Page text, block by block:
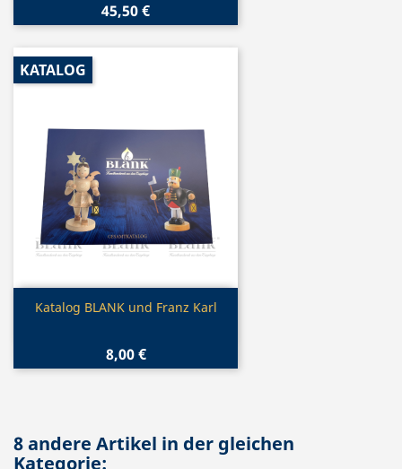
45,50 €
Vorschau
Katalog BLANK und Franz Karl
8,00 €
KATALOG
8 andere Artikel in der gleichen
Kategorie: